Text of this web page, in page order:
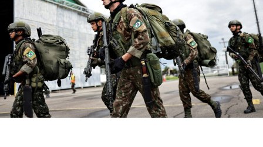
Este 7 de agosto, una vez más, la parroquia ubicada en
calle Moreno al 6700 seá epicentro de cientos de fieles
para acompañar al santo y renovar una tradición que
atraviesa generaciones.